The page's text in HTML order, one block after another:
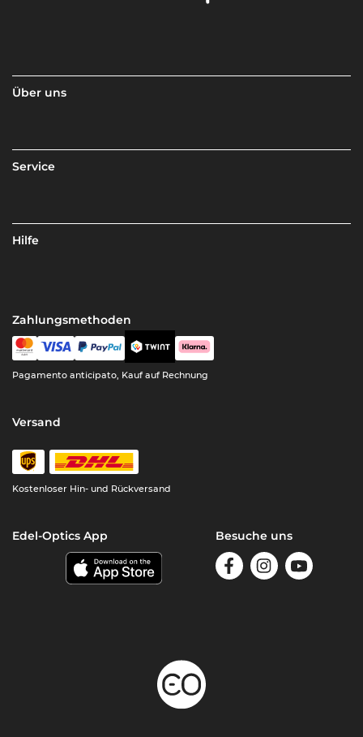
Über uns
Service
Hilfe
Zahlungsmethoden
Pagamento anticipato, Kauf auf Rechnung
Versand
Kostenloser Hin- und Rückversand
Edel-Optics App Besuche uns